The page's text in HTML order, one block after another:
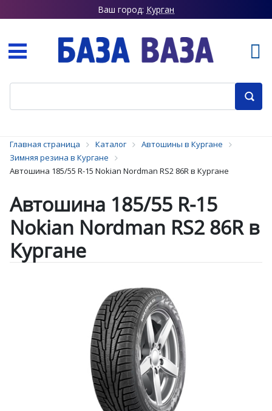
Ваш город: Курган
Главная страница Каталог
Автошины в Кургане
Зимняя резина в Кургане
Автошина 185/55 R-15 Nokian Nordman RS2 86R в Кургане
Автошина 185/55 R-15
Nokian Nordman RS2 86R в
Кургане